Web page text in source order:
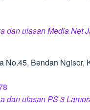
dan ulasan Media Net
No.45, Bendan Ngisor,
dan ulasan PS 3